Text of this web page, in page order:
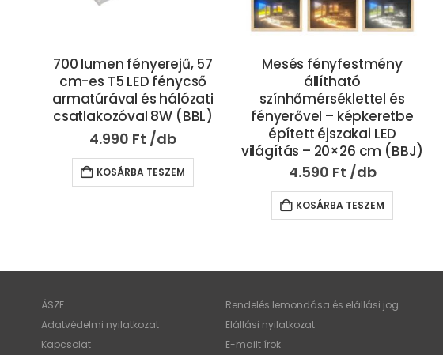
700 lumen fényerejű, 57
cm-es T5 LED fénycső
armatúrával és hálózati
csatlakozóval 8W (BBL)
4.990 Ft
KOSÁRBA TESZEM
Mesés fényfestmény
állítható
színhőmérséklettel és
fényerővel – képkeretbe
épített éjszakai LED
világítás – 20×26 cm (BBJ)
4.590 Ft
KOSÁRBA TESZEM
ÁSZF
Rendelés lemondása és elállási jog
Adatvédelmi nyilatkozat
Elállási nyilatkozat
Kapcsolat
E-mailt írok